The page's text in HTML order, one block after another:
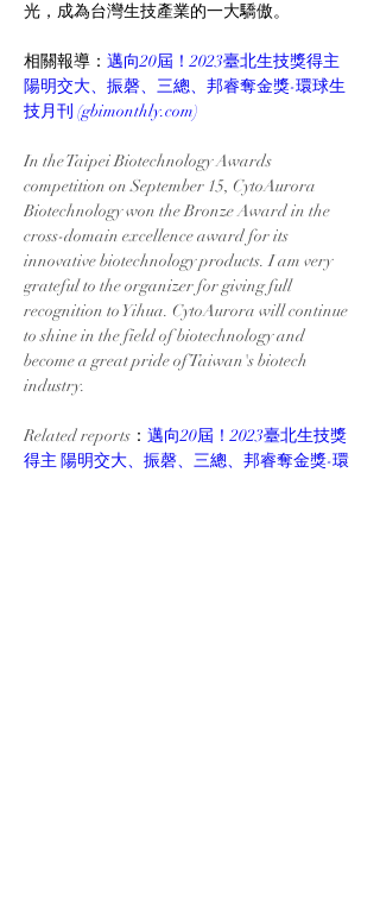
光，成為台灣生技產業的一大驕傲。
相關報導： 邁向20屆！2023臺北生技獎得主
陽明交大、振磬、三總、邦睿奪金獎-環球生
技月刊 (gbimonthly.com)
In the Taipei Biotechnology Awards
competition on September 15, CytoAurora
Biotechnology won the Bronze Award in the
cross-domain excellence award for its
innovative biotechnology products. I am very
grateful to the organizer for giving full
recognition to Yihua. CytoAurora will continue
to shine in the field of biotechnology and
become a great pride of Taiwan's biotech
industry.
Related reports ： 邁向20屆！2023臺北生技獎
得主 陽明交大、振磬、三總、邦睿奪金獎-環